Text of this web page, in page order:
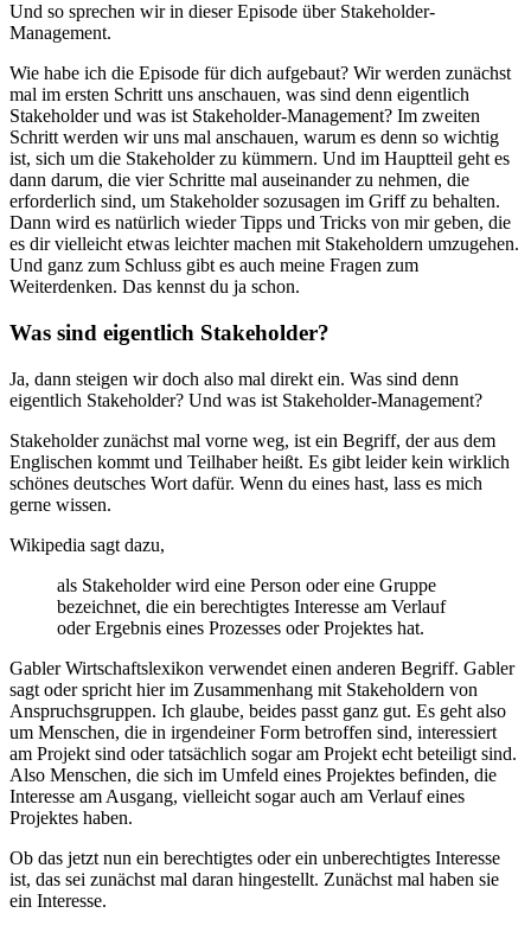
Und so sprechen wir in dieser Episode über Stakeholder-
Management.
Wie habe ich die Episode für dich aufgebaut? Wir werden zunächst
mal im ersten Schritt uns anschauen, was sind denn eigentlich
Stakeholder und was ist Stakeholder-Management? Im zweiten
Schritt werden wir uns mal anschauen, warum es denn so wichtig
ist, sich um die Stakeholder zu kümmern. Und im Hauptteil geht es
dann darum, die vier Schritte mal auseinander zu nehmen, die
erforderlich sind, um Stakeholder sozusagen im Griff zu behalten.
Dann wird es natürlich wieder Tipps und Tricks von mir geben, die
es dir vielleicht etwas leichter machen mit Stakeholdern umzugehen.
Und ganz zum Schluss gibt es auch meine Fragen zum
Weiterdenken. Das kennst du ja schon.
Was sind eigentlich Stakeholder?
Ja, dann steigen wir doch also mal direkt ein. Was sind denn
eigentlich Stakeholder? Und was ist Stakeholder-Management?
Stakeholder zunächst mal vorne weg, ist ein Begriff, der aus dem
Englischen kommt und Teilhaber heißt. Es gibt leider kein wirklich
schönes deutsches Wort dafür. Wenn du eines hast, lass es mich
gerne wissen.
Wikipedia sagt dazu,
als Stakeholder wird eine Person oder eine Gruppe
bezeichnet, die ein berechtigtes Interesse am Verlauf
oder Ergebnis eines Prozesses oder Projektes hat.
Gabler Wirtschaftslexikon verwendet einen anderen Begriff. Gabler
sagt oder spricht hier im Zusammenhang mit Stakeholdern von
Anspruchsgruppen. Ich glaube, beides passt ganz gut. Es geht also
um Menschen, die in irgendeiner Form betroffen sind, interessiert
am Projekt sind oder tatsächlich sogar am Projekt echt beteiligt sind.
Also Menschen, die sich im Umfeld eines Projektes befinden, die
Interesse am Ausgang, vielleicht sogar auch am Verlauf eines
Projektes haben.
Ob das jetzt nun ein berechtigtes oder ein unberechtigtes Interesse
ist, das sei zunächst mal daran hingestellt. Zunächst mal haben sie
ein Interesse.